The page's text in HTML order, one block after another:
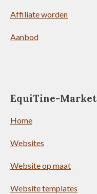
Affiliate worden
Aanbod
EquiTine-
Home
Websites
Website op maat
Website templates